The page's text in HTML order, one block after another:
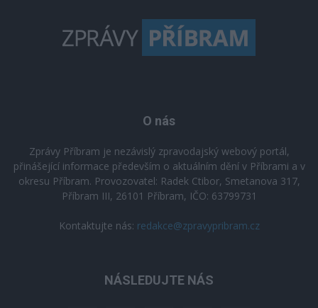
O nás
Zprávy Příbram je nezávislý zpravodajský webový portál,
přinášející informace především o aktuálním dění v Příbrami a v
okresu Příbram. Provozovatel: Radek Ctibor, Smetanova 317,
Příbram III, 26101 Příbram, IČO: 63799731
Kontaktujte nás: redakce@zpravypribram.cz
NÁSLEDUJTE NÁS